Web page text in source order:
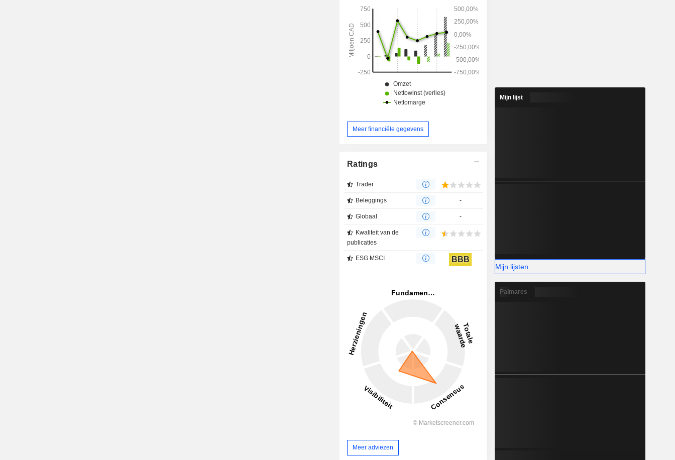
mobiele telefoons, computers, platte
beeldschermen, geavanceerde optica,
katalysatoren, geneeskunde en toepassingen
op het gebied van nationale defensie. HMS zijn
oude strand- of duinzanden die geconcentreerd
titanium, zirkonium en zeldzame-aardmetalen
bevatten, die fysiek zware mineralen zijn. Tot de
projecten behoren het Vara Mada-project, het
Donald-project, het Bahia-project en het Kwale-
Meer financiële gegevens
Ratings
Trader
Beleggings -
Globaal -
Kwaliteit van de
publicaties
ESG MSCI BBB
Meer adviezen
Mijn lijst
Mijn lijsten
Palmares